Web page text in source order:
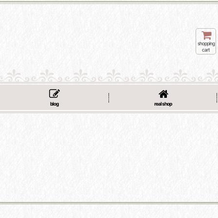
shopping
cart
blog real shop